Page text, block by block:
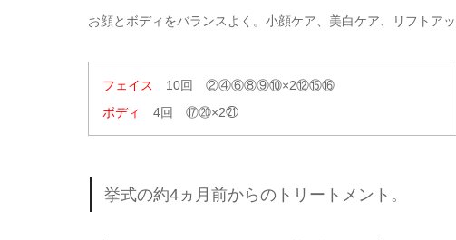
お顔とボディをバランスよく。小顔ケア、美白ケア、リフトア
フェイス
10回 ②④⑥⑧⑨⑩×2⑫⑮⑯
ボディ
4回 ⑰⑳×2㉑
挙式の約4ヵ月前からのトリートメント。